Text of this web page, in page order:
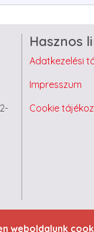
Hasznos
Adatkezelési
Impresszum
Cookie
2023 Minden
weboldalunk